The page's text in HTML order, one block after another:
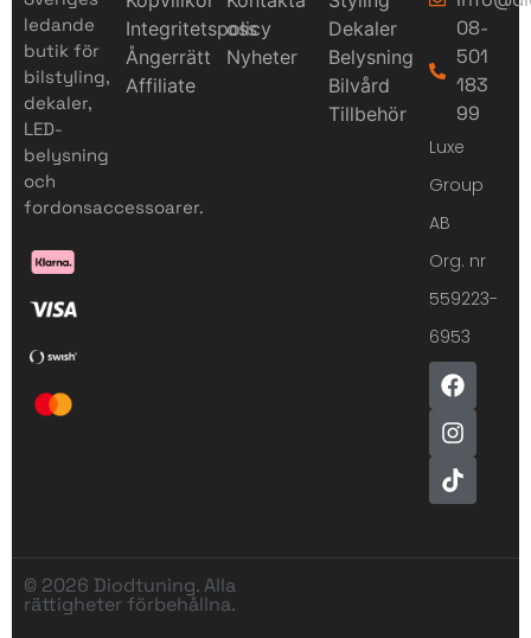
ledande
butik för
bilstyling,
dekaler,
LED-
belysning
och
fordonsaccessoarer.
Integritetspolicy
Ångerrätt
Affiliate
oss
Nyheter
Dekaler
Belysning
Bilvård
Tillbehör
08-
501
183
99
Luxe
Group
AB
Org. nr
559223-
6953
© 2026 Diodtuning. Alla
rättigheter förbehållna.